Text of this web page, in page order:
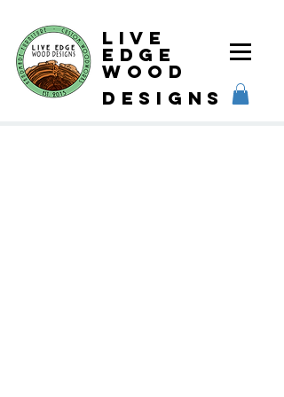
Live
Edge
Wood
designs